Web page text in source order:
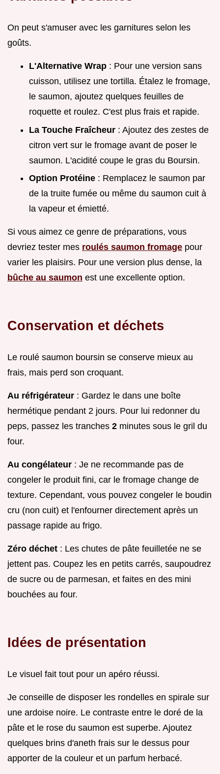
On peut s'amuser avec les garnitures selon les
goûts.
L'Alternative Wrap : Pour une version sans
cuisson, utilisez une tortilla. Étalez le fromage,
le saumon, ajoutez quelques feuilles de
roquette et roulez. C'est plus frais et rapide.
La Touche Fraîcheur : Ajoutez des zestes de
citron vert sur le fromage avant de poser le
saumon. L'acidité coupe le gras du Boursin.
Option Protéine : Remplacez le saumon par
de la truite fumée ou même du saumon cuit à
la vapeur et émietté.
Si vous aimez ce genre de préparations, vous
devriez tester mes roulés saumon fromage pour
varier les plaisirs. Pour une version plus dense, la
bûche au saumon est une excellente option.
Conservation et déchets
Le roulé saumon boursin se conserve mieux au
frais, mais perd son croquant.
Au réfrigérateur : Gardez le dans une boîte
hermétique pendant 2 jours. Pour lui redonner du
peps, passez les tranches 2 minutes sous le gril du
four.
Au congélateur : Je ne recommande pas de
congeler le produit fini, car le fromage change de
texture. Cependant, vous pouvez congeler le boudin
cru (non cuit) et l'enfourner directement après un
passage rapide au frigo.
Zéro déchet : Les chutes de pâte feuilletée ne se
jettent pas. Coupez les en petits carrés, saupoudrez
de sucre ou de parmesan, et faites en des mini
bouchées au four.
Idées de présentation
Le visuel fait tout pour un apéro réussi.
Je conseille de disposer les rondelles en spirale sur
une ardoise noire. Le contraste entre le doré de la
pâte et le rose du saumon est superbe. Ajoutez
quelques brins d'aneth frais sur le dessus pour
apporter de la couleur et un parfum herbacé.